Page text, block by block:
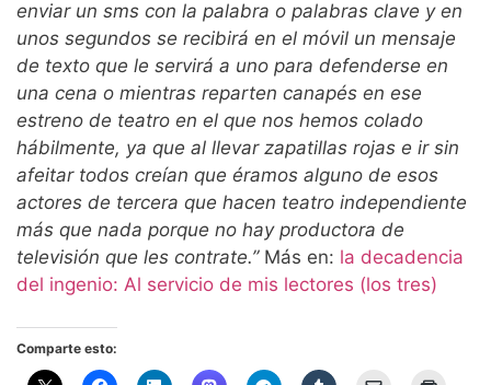
enviar un sms con la palabra o palabras clave y en
unos segundos se recibirá en el móvil un mensaje
de texto que le servirá a uno para defenderse en
una cena o mientras reparten canapés en ese
estreno de teatro en el que nos hemos colado
hábilmente, ya que al llevar zapatillas rojas e ir sin
afeitar todos creían que éramos alguno de esos
actores de tercera que hacen teatro independiente
más que nada porque no hay productora de
televisión que les contrate.”Más en: la decadencia
del ingenio: Al servicio de mis lectores (los tres)
Comparte esto: